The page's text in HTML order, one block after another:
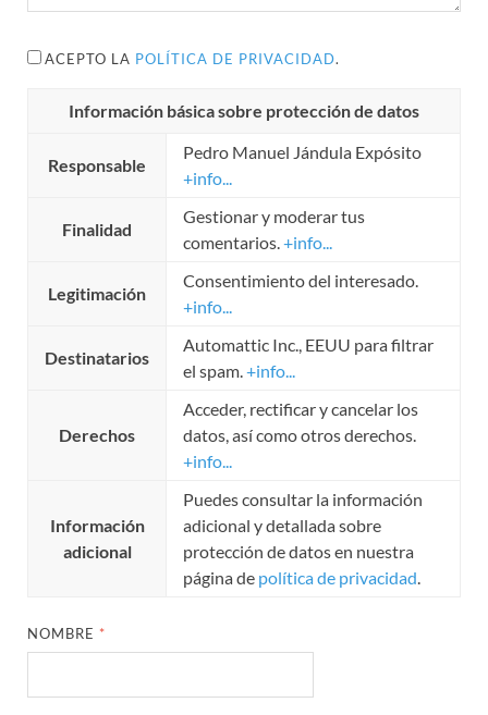
ACEPTO LA POLÍTICA DE PRIVACIDAD.
Información básica sobre protección de datos
Responsable
Pedro Manuel Jándula Expósito
+info...
Finalidad
Gestionar y moderar tus
comentarios.+info...
Legitimación
Consentimiento del interesado.
+info...
Destinatarios
Automattic Inc., EEUU para filtrar
el spam.+info...
Derechos
Acceder, rectificar y cancelar los
datos, así como otros derechos.
+info...
Información
adicional
Puedes consultar la información
adicional y detallada sobre
protección de datos en nuestra
página de política de privacidad.
NOMBRE *